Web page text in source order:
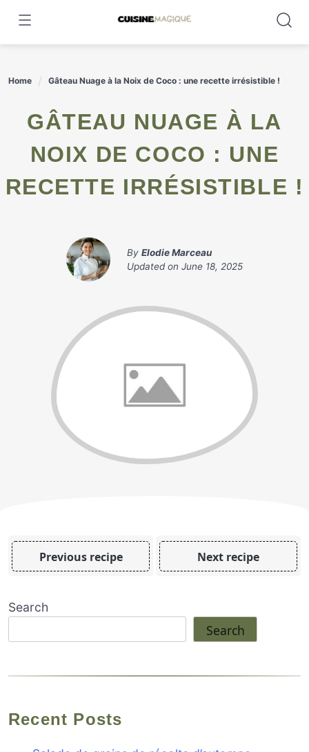
content
Home Gâteau Nuage à la Noix de Coco : une recette irrésistible !
GÂTEAU NUAGE À LA
NOIX DE COCO : UNE
RECETTE IRRÉSISTIBLE !
By Elodie Marceau
Updated on June 18, 2025
Previous recipe Next recipe
Search
Search
Recent Posts